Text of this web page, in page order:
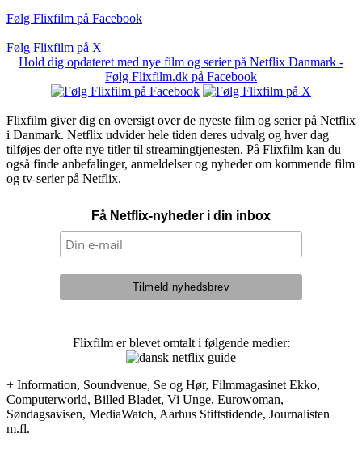
Følg Flixfilm på Facebook
Følg Flixfilm på X
Hold dig opdateret med nye film og serier på Netflix Danmark -
Følg Flixfilm.dk på Facebook
Flixfilm giver dig en oversigt over de nyeste film og serier på Netflix
i Danmark. Netflix udvider hele tiden deres udvalg og hver dag
tilføjes der ofte nye titler til streamingtjenesten. På Flixfilm kan du
også finde anbefalinger, anmeldelser og nyheder om kommende film
og tv-serier på Netflix.
Få Netflix-nyheder i din inbox
Flixfilm er blevet omtalt i følgende medier:
+ Information, Soundvenue, Se og Hør, Filmmagasinet Ekko,
Computerworld, Billed Bladet, Vi Unge, Eurowoman,
Søndagsavisen, MediaWatch, Aarhus Stiftstidende, Journalisten
m.fl.